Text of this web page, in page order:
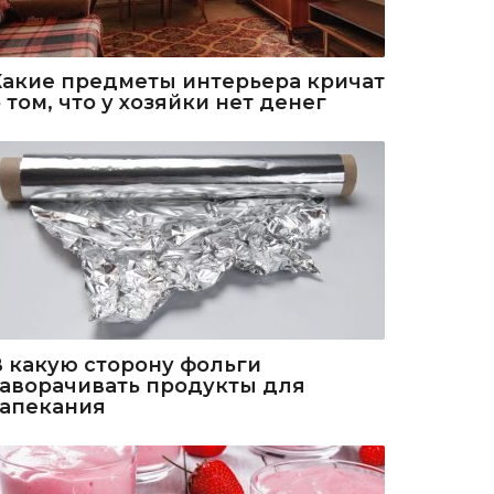
предметы интерьера кричат
том, что у хозяйки нет денег
какую сторону фольги
продукты для